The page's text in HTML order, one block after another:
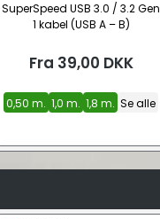
SuperSpeed USB 3.0 / 3.2 Gen
1 kabel (USB A – B)
Fra 39,00 DKK
0,50 m. 1,0 m. 1,8 m. Se alle